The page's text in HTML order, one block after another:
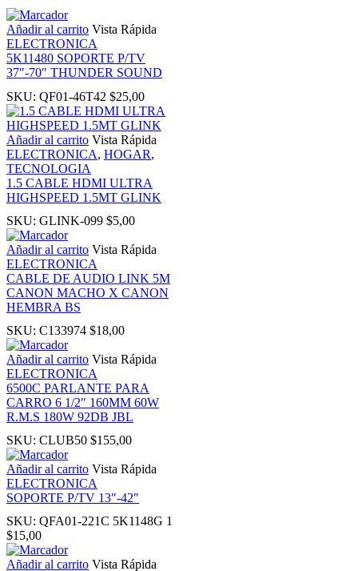
panel
panel
panel
Panel
Panel
Panel
Panel
panel
Añadir al carrito Vista Rápida
ELECTRONICA
5K11480 SOPORTE P/TV
37″-70″ THUNDER SOUND
SKU: QF01-46T42 $25,00
Añadir al carrito Vista Rápida
ELECTRONICA, HOGAR,
TECNOLOGIA
1.5 CABLE HDMI ULTRA
HIGHSPEED 1.5MT GLINK
SKU: GLINK-099 $5,00
Añadir al carrito Vista Rápida
ELECTRONICA
CABLE DE AUDIO LINK 5M
CANON MACHO X CANON
HEMBRA BS
SKU: C133974 $18,00
Añadir al carrito Vista Rápida
ELECTRONICA
6500C PARLANTE PARA
CARRO 6 1/2″ 160MM 60W
R.M.S 180W 92DB JBL
SKU: CLUB50 $155,00
Añadir al carrito Vista Rápida
ELECTRONICA
SOPORTE P/TV 13″-42″
SKU: QFA01-221C 5K1148G 1
$15,00
Añadir al carrito Vista Rápida